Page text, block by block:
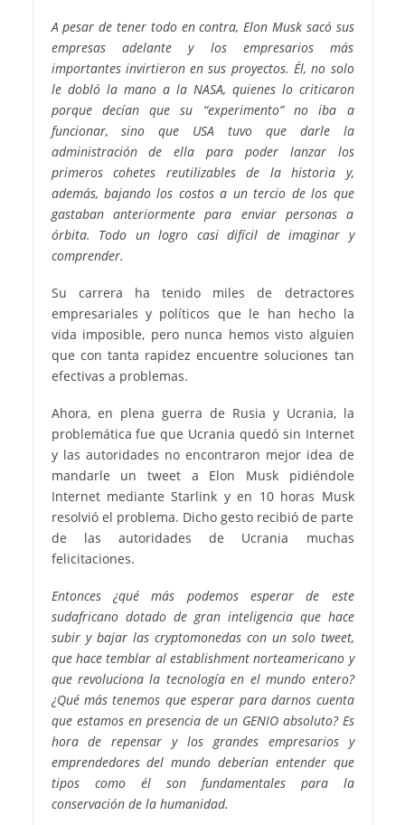
A pesar de tener todo en contra, Elon Musk sacó sus
empresas adelante y los empresarios más
importantes invirtieron en sus proyectos. Él, no solo
le dobló la mano a la NASA, quienes lo criticaron
porque decían que su “experimento” no iba a
funcionar, sino que USA tuvo que darle la
administración de ella para poder lanzar los
primeros cohetes reutilizables de la historia y,
además, bajando los costos a un tercio de los que
gastaban anteriormente para enviar personas a
órbita. Todo un logro casi difícil de imaginar y
comprender.
Su carrera ha tenido miles de detractores
empresariales y políticos que le han hecho la
vida imposible, pero nunca hemos visto alguien
que con tanta rapidez encuentre soluciones tan
efectivas a problemas.
Ahora, en plena guerra de Rusia y Ucrania, la
problemática fue que Ucrania quedó sin Internet
y las autoridades no encontraron mejor idea de
mandarle un tweet a Elon Musk pidiéndole
Internet mediante Starlink y en 10 horas Musk
resolvió el problema. Dicho gesto recibió de parte
de las autoridades de Ucrania muchas
felicitaciones.
Entonces ¿qué más podemos esperar de este
sudafricano dotado de gran inteligencia que hace
subir y bajar las cryptomonedas con un solo tweet,
que hace temblar al establishment norteamericano y
que revoluciona la tecnología en el mundo entero?
¿Qué más tenemos que esperar para darnos cuenta
que estamos en presencia de un GENIO absoluto? Es
hora de repensar y los grandes empresarios y
emprendedores del mundo deberían entender que
tipos como él son fundamentales para la
conservación de la humanidad.